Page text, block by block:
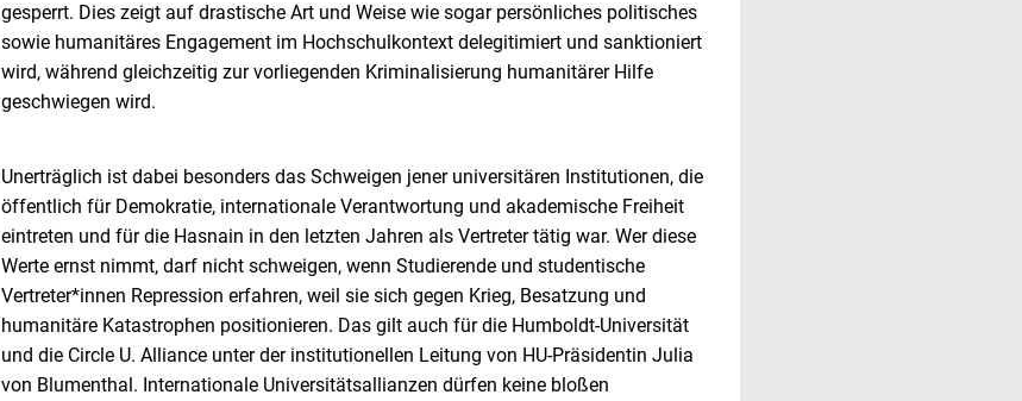
gesperrt. Dies zeigt auf drastische Art und Weise wie sogar persönliches politisches
sowie humanitäres Engagement im Hochschulkontext delegitimiert und sanktioniert
wird, während gleichzeitig zur vorliegenden Kriminalisierung humanitärer Hilfe
geschwiegen wird.
Unerträglich ist dabei besonders das Schweigen jener universitären Institutionen, die
öffentlich für Demokratie, internationale Verantwortung und akademische Freiheit
eintreten und für die Hasnain in den letzten Jahren als Vertreter tätig war. Wer diese
Werte ernst nimmt, darf nicht schweigen, wenn Studierende und studentische
Vertreter*innen Repression erfahren, weil sie sich gegen Krieg, Besatzung und
humanitäre Katastrophen positionieren. Das gilt auch für die Humboldt-Universität
und die Circle U. Alliance unter der institutionellen Leitung von HU-Präsidentin Julia
von Blumenthal. Internationale Universitätsallianzen dürfen keine bloßen